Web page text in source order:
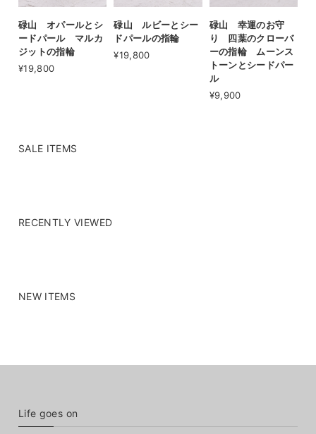
碌山 オパールとシ
ードパール マルカ
ジットの指輪
¥19,800
碌山 ルビーとシー
ドパールの指輪
¥19,800
碌山 幸運のお守
り 四葉のクローバ
ーの指輪 ムーンス
トーンとシードパー
ル
¥9,900
SALE ITEMS
RECENTLY VIEWED
NEW ITEMS
Life goes on